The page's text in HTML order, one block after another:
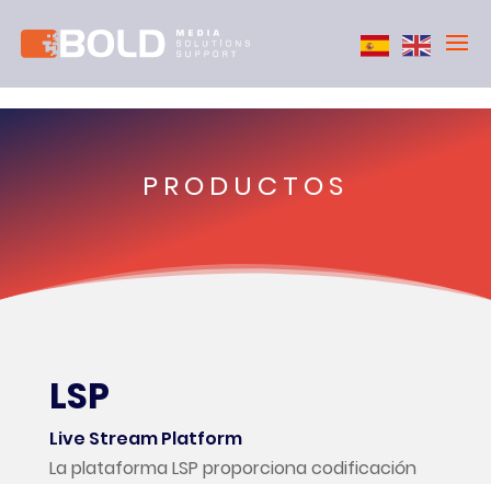
PRODUCTOS
LSP
Live Stream Platform
La plataforma LSP proporciona codificación